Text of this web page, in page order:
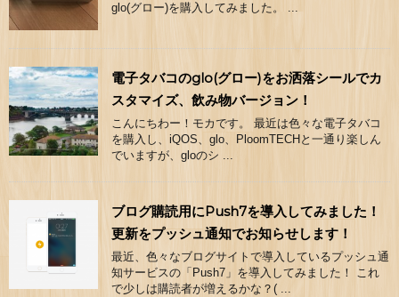
glo(グロー)を購入してみました。 ...
電子タバコのglo(グロー)をお洒落シールでカ
スタマイズ、飲み物バージョン！
こんにちわー！モカです。 最近は色々な電子タバコ
を購入し、iQOS、glo、PloomTECHと一通り楽しん
でいますが、gloのシ ...
ブログ購読用にPush7を導入してみました！
更新をプッシュ通知でお知らせします！
最近、色々なブログサイトで導入しているプッシュ通
知サービスの「Push7」を導入してみました！ これ
で少しは購読者が増えるかな？( ...